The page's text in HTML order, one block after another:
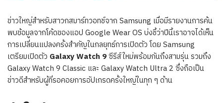
ข่าวใหญ่สำหรับสาวกสมาร์ทวอทช์จาก Samsung เมื่อมีรายงานการค้น
พบข้อมูลจากโค้ดของแอป Google Wear OS บ่งชี้ว่าปีนี้เราอาจได้เห็น
การเปลี่ยนแปลงครั้งสำคัญในกลยุทธ์การเปิดตัว โดย Samsung
เตรียมเปิดตัว Galaxy Watch 9ซีรีส์ใหม่พร้อมกันถึงสามรุ่น รวมถึง
Galaxy Watch 9 Classic และ Galaxy Watch Ultra 2 ซึ่งถือเป็น
ข่าวดีสำหรับผู้ที่รอคอยการอัปเกรดครั้งใหญ่ในทุก ๆ ด้าน